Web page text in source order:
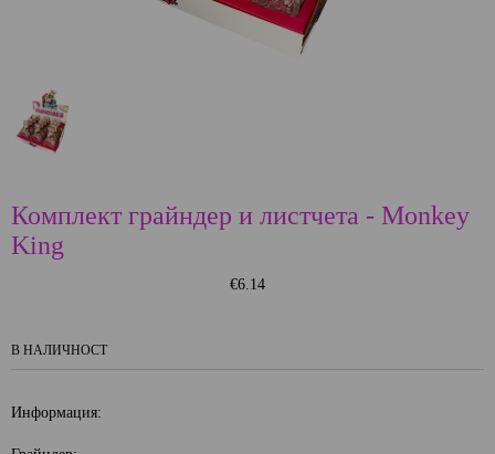
Комплект грайндер и листчета - Monkey
King
€6.14
В НАЛИЧНОСТ
Информация: